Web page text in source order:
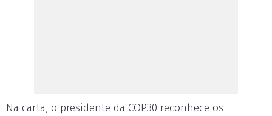
Na carta, o presidente da COP30 reconhece os